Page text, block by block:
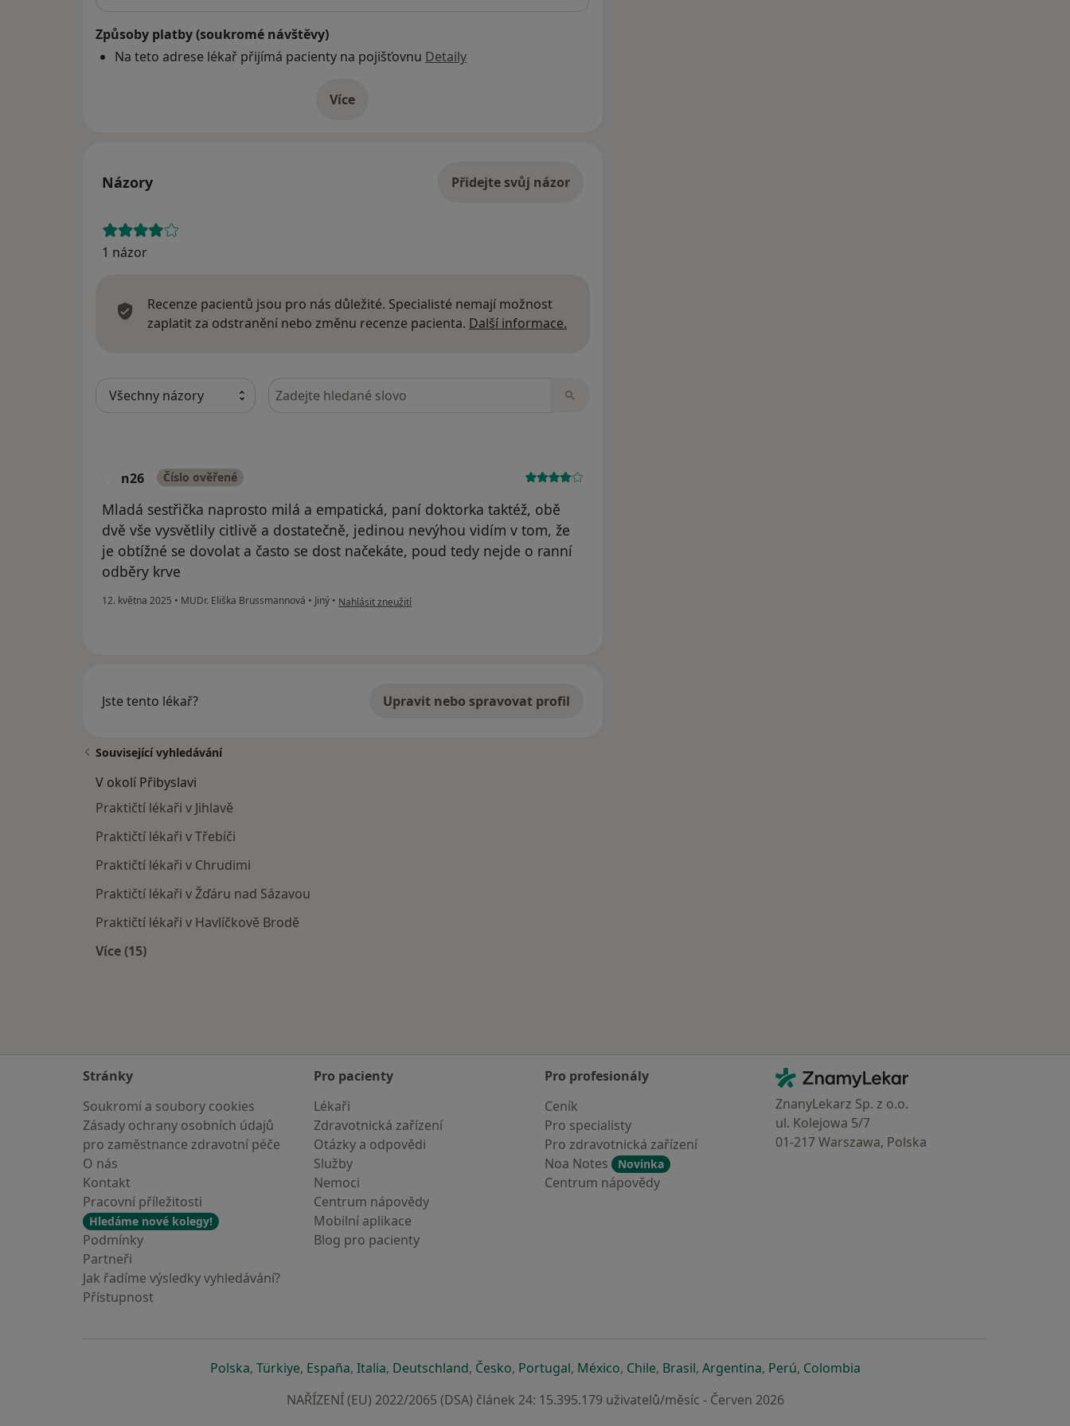
Způsoby platby (soukromé návštěvy)
Na teto adrese lékař přijímá pacienty na pojišťovnu Detaily
Víceo adrese
Názory Přidejte svůj názor
1 názor
Recenze pacientů jsou pro nás důležité. Specialisté nemají možnost
zaplatit za odstranění nebo změnu recenze pacienta. Další informace.
Hledejte v názorech
n26 Číslo ověřené
Mladá sestřička naprosto milá a empatická, paní doktorka taktéž, obě
dvě vše vysvětlily citlivě a dostatečně, jedinou nevýhou vidím v tom, že
je obtížné se dovolat a často se dost načekáte, poud tedy nejde o ranní
odběry krve
12. května 2025 • MUDr. Eliška Brussmannová • Jiný • podle názoru uživatele n26
Nahlásit zneužití
Jste tento lékař? Upravit nebo spravovat profil
Související vyhledávání
V okolí Přibyslavi
Praktičtí lékaři v Jihlavě
Praktičtí lékaři v Třebíči
Praktičtí lékaři v Chrudimi
Praktičtí lékaři v Žďáru nad Sázavou
Praktičtí lékaři v Havlíčkově Brodě
Více (15)
Stránky
Soukromí a soubory cookies
Zásady ochrany osobních údajů
pro zaměstnance zdravotní péče
O nás
Kontakt
Pracovní příležitosti
Hledáme nové kolegy!
Podmínky
Partneři
Jak řadíme výsledky vyhledávání?
Přístupnost
Pro pacienty
Lékaři
Zdravotnická zařízení
Otázky a odpovědi
Služby
Nemoci
Centrum nápovědy
Mobilní aplikace
Blog pro pacienty
Pro profesionály
Ceník
Pro specialisty
Pro zdravotnická zařízení
Noa Notes
Novinka
Centrum nápovědy
Kontakt
ZnamyLekar - Hlavní stránka
ZnanyLekarz Sp. z o.o.
ul. Kolejowa 5/7
01-217 Warszawa, Polska
Polskase otevře v nové záložce
, Türkiyese otevře v nové záložce
, Españase otevře v nové záložce
, Italiase otevře v nové záložce
, Deutschlandse otevře v nové záložce
, Českose otevře v nové záložce
, Portugalse otevře v nové záložce
, Méxicose otevře v nové záložce
, Chilese otevře v nové záložce
, Brasilse otevře v nové záložce
, Argentinase otevře v nové záložce
, Perúse otevře v nové záložce
, Colombiase otevře v nové záložce
NAŘÍZENÍ (EU) 2022/2065 (DSA) článek 24: 15.395.179 uživatelů/měsíc - Červen 2026